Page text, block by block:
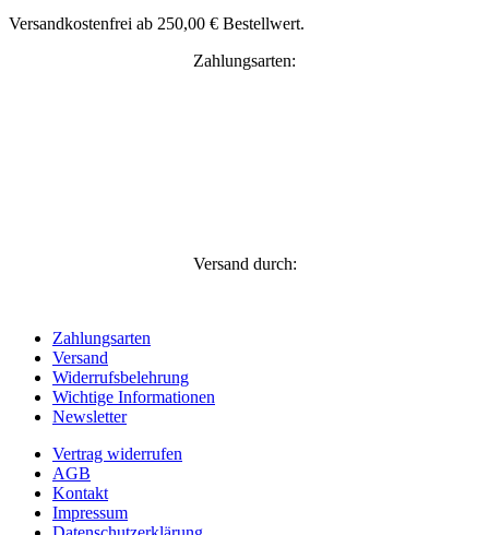
Versandkostenfrei ab 250,00 € Bestellwert.
Zahlungsarten:
Versand durch:
Zahlungsarten
Versand
Widerrufsbelehrung
Wichtige Informationen
Newsletter
Vertrag widerrufen
AGB
Kontakt
Impressum